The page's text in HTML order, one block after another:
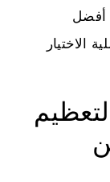
أفضل
الاختيار